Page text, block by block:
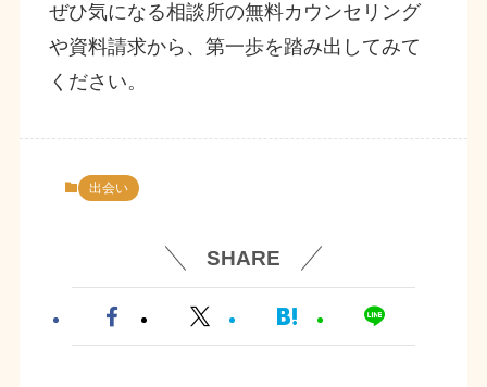
ぜひ気になる相談所の無料カウンセリング
や資料請求から、第一歩を踏み出してみて
ください。
出会い
SHARE